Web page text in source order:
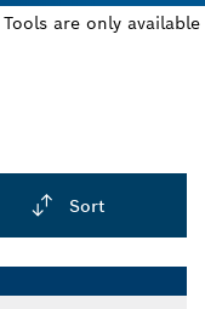
are only available
Sort